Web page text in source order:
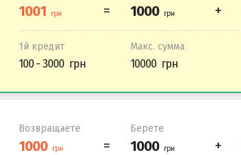
1й кредит
100 - 3000
Макс. сумма
10000
Возвращаете Берете